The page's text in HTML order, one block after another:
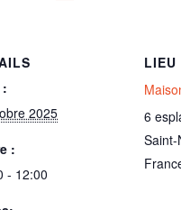
2025
:
- 12:00
LIEU
6